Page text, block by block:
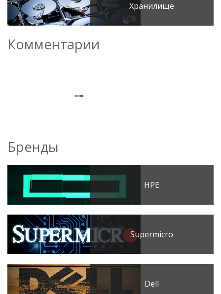
Хранилище
Комментарии
Бренды
HPE
Supermicro
Dell